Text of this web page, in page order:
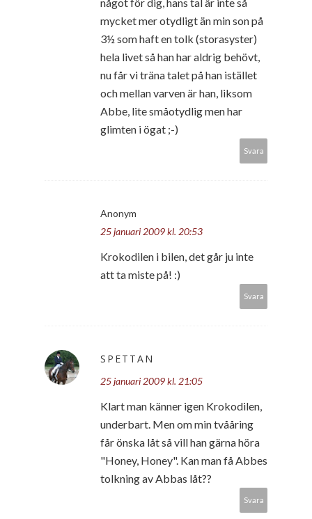
mycket mer otydligt än min son på
3½ som haft en tolk (storasyster)
hela livet så han har aldrig behövt,
nu får vi träna talet på han istället
och mellan varven är han, liksom
Abbe, lite småotydlig men har
glimten i ögat ;-)
Svara
Anonym
25 januari 2009 kl. 20:53
Krokodilen i bilen, det går ju inte
att ta miste på! :)
Svara
SPETTAN
25 januari 2009 kl. 21:05
Klart man känner igen Krokodilen,
underbart. Men om min tvååring
får önska låt så vill han gärna höra
"Honey, Honey". Kan man få Abbes
tolkning av Abbas låt??
Svara